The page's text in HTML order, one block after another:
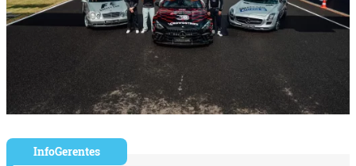
InfoGerentes